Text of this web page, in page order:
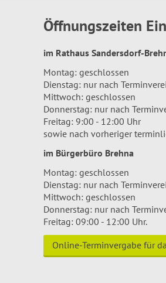
Öffnungszeiten
im Rathaus Sandersdorf-
Montag: geschlossen
Dienstag: nur nach
Mittwoch: geschlossen
Donnerstag: nur nach
Freitag: 9:00 - 12:00 Uhr
sowie nach vorheriger
im Bürgerbüro Brehna
Montag: geschlossen
Dienstag: nur nach
Mittwoch: geschlossen
Donnerstag: nur nach
Freitag: 09:00 - 12:00 Uhr.
Online-Terminvergabe für